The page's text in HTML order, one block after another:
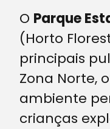
O Parque
(Horto
principais
Zona Norte,
ambiente
crianças